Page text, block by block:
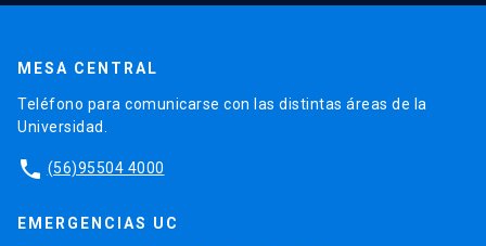
MESA CENTRAL
Teléfono para comunicarse con las distintas áreas de la
Universidad.
phone (56)95504 4000
EMERGENCIAS UC